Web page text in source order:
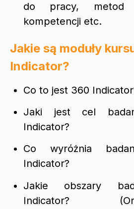
do pracy, metod
kompetencji etc.
Jakie są moduły
Indicator?
Co to jest 360
Jaki jest cel
Indicator?
Co wyróżnia
Indicator?
Jakie obszary
Indicator?